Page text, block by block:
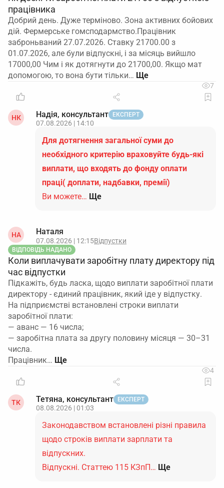
працівника
Добрий день. Дуже терміново. Зона активних бойових
дій. Фермерське гомсподармство.Працівник
заброньваний 27.07.2026. Ставку 21700.00 з
01.07.2026, але були відпускні, і за місяць вийшло
17000,00 Чим і як дотягнути до 21700,00. Якщо мат
допомогою, то вона бути тільки…
7
НК Надія, консультант ЕКСПЕРТ
07.08.2026 | 14:10
Для дотягнення загальної суми до
необхідного критерію враховуйте будь-які
виплати, що входять до фонду оплати
праці( доплати, надбавки, премії)
Ви можете… Ще
НА Наталя
07.08.2026 | 12:15Відпустки
ВІДПОВІДЬ НАДАНО
Коли виплачувати заробітну плату директору під
час відпустки
Підкажіть, будь ласка, щодо виплати заробітної плати
директору - єдиний працівник, який іде у відпустку.
На підприємстві встановлені строки виплати
заробітної плати:
— аванс — 16 числа;
— заробітна плата за другу половину місяця — 30–31
числа.
Працівник…
4
ТК Тетяна, консультант ЕКСПЕРТ
08.08.2026 | 01:03
Законодавством встановлені різні правила
щодо строків виплати зарплати та
відпускних.
Відпускні. Статтею 115 КЗпП… Ще